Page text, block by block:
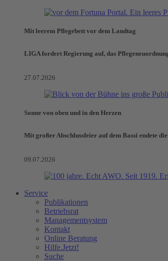
Mit leerem Pflegebett vor dem Landtag
LIGA fordert Regierung auf, das
27.07.2026
Sonne von oben und in den Herzen
Mit großer Abschlussfeier auf dem Bassi endete
09.07.2026
Service
Publikationen
Betriebsrat
Managementsystem
Kontakt
Online Beratung
Hilfe.Jetzt!
Suche